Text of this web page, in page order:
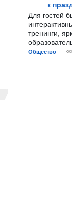
к
Для гостей
тренинги,
Общество